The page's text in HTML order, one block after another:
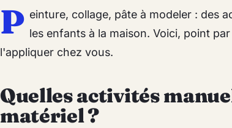
P einture, collage, pâte à modeler : des
les enfants à la maison. Voici, point
l'appliquer chez vous.
Quelles activités
matériel ?